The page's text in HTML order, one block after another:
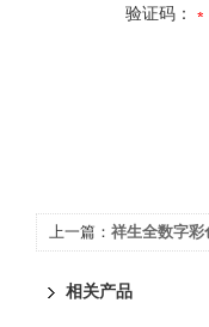
验证码：
上一篇： 祥生全数字
相关产品